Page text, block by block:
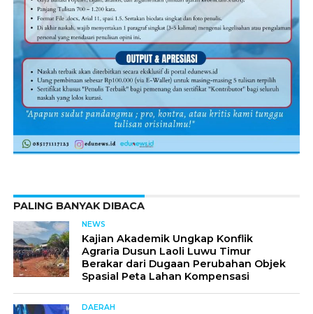
PALING BANYAK DIBACA
NEWS
Kajian Akademik Ungkap Konflik
Agraria Dusun Laoli Luwu Timur
Berakar dari Dugaan Perubahan Objek
Spasial Peta Lahan Kompensasi
DAERAH